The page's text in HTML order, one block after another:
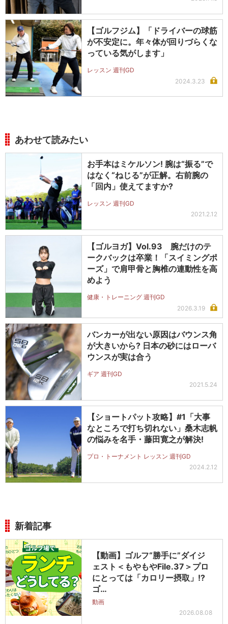
【ゴルフジム】「ドライバーの球筋
が不安定に。年々体が回りづらくな
っている気がします」
レッスン 週刊GD
2024.3.23
あわせて読みたい
お手本はミケルソン! 腕は“振る”で
はなく“ねじる”が正解。右前腕の
「回内」使えてますか?
レッスン 週刊GD
2021.2.12
【ゴルヨガ】Vol.93 腕だけのテ
ークバックは卒業！「スイミングポ
ーズ」で肩甲骨と胸椎の連動性を高
めよう
健康・トレーニング 週刊GD
2026.3.19
バンカーが出ない原因はバウンス角
が大きいから? 日本の砂にはローバ
ウンスが実は合う
ギア 週刊GD
2021.5.24
【ショートパット攻略】#1「大事
なところで打ち切れない」桑木志帆
の悩みを名手・藤田寛之が解決!
プロ・トーナメント レッスン 週刊GD
2024.2.12
新着記事
【動画】ゴルフ“勝手に”ダイジ
ェスト＜もやもやFile.37＞プロ
にとっては「カロリー摂取」!?
ゴ…
動画
2026.08.08